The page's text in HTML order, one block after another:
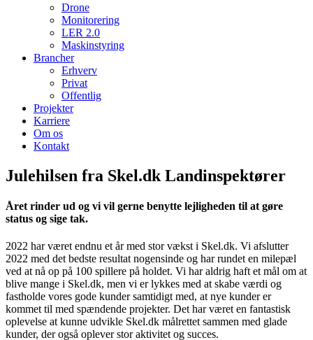
Drone
Monitorering
LER 2.0
Maskinstyring
Brancher
Erhverv
Privat
Offentlig
Projekter
Karriere
Om os
Kontakt
Julehilsen fra Skel.dk Landinspektører
Året rinder ud og vi vil gerne benytte lejligheden til at gøre
status og sige tak.
2022 har været endnu et år med stor vækst i Skel.dk. Vi afslutter
2022 med det bedste resultat nogensinde og har rundet en milepæl
ved at nå op på 100 spillere på holdet. Vi har aldrig haft et mål om at
blive mange i Skel.dk, men vi er lykkes med at skabe værdi og
fastholde vores gode kunder samtidigt med, at nye kunder er
kommet til med spændende projekter. Det har været en fantastisk
oplevelse at kunne udvikle Skel.dk målrettet sammen med glade
kunder, der også oplever stor aktivitet og succes.